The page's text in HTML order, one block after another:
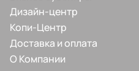
Дизайн-центр
Копи-Центр
Доставка и оплата
О Компании